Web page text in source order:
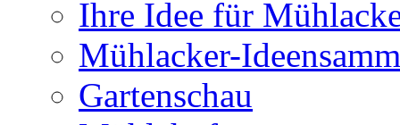
Ihre Idee für
Mühlacker-
Gartenschau